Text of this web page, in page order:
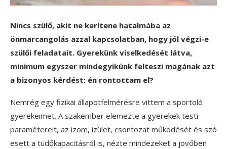
Nincs szülő, akit ne kerítene hatalmába az
önmarcangolás azzal kapcsolatban, hogy jól végzi-e
szülői feladatait. Gyerekünk viselkedését látva,
minimum egyszer mindegyikünk felteszi magának azt
a bizonyos kérdést: én rontottam el?
Nemrég egy fizikai állapotfelmérésre vittem a sportoló
gyerekeimet. A szakember elemezte a gyerekek testi
paramétereit, az izom, izület, csontozat működését és szó
esett a tüdőkapacitásról is, nézte mindezeket a jövőben